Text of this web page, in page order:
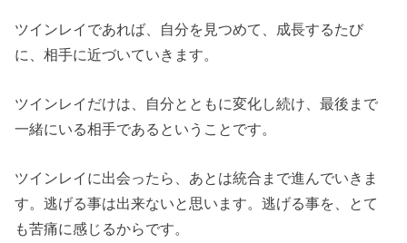
ツインレイであれば、自分を見つめて、成長するたび
に、相手に近づいていきます。
ツインレイだけは、自分とともに変化し続け、最後まで
一緒にいる相手であるということです。
ツインレイに出会ったら、あとは統合まで進んでいきま
す。逃げる事は出来ないと思います。逃げる事を、とて
も苦痛に感じるからです。